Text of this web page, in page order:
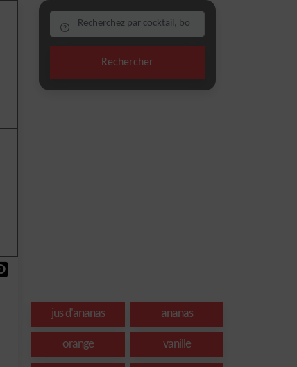
Rechercher
jus d'ananas ananas
orange vanille